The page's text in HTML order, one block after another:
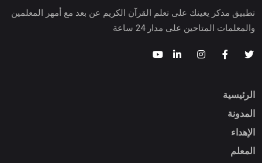
تطبيق مدكر يعينك على تعلم القرآن الكريم عن بعد مع أمهر المعلمين
والمعلمات المتاحين على مدار 24 ساعة
الرئيسية
المدونة
الإهداء
المعلم